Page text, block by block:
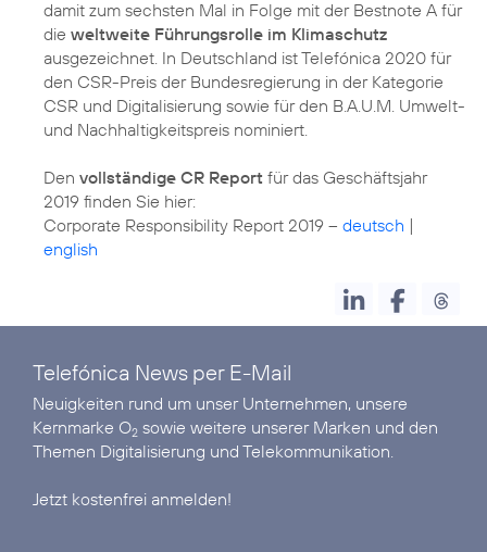
damit zum sechsten Mal in Folge mit der Bestnote A für
die weltweite Führungsrolle im Klimaschutz
ausgezeichnet. In Deutschland ist Telefónica 2020 für
den CSR-Preis der Bundesregierung in der Kategorie
CSR und Digitalisierung sowie für den B.A.U.M. Umwelt-
und Nachhaltigkeitspreis nominiert.
Den vollständige CR Report für das Geschäftsjahr
2019 finden Sie hier:
Corporate Responsibility Report 2019 – deutsch |
english
Telefónica News per E-Mail
Neuigkeiten rund um unser Unternehmen, unsere
Kernmarke O2 sowie weitere unserer Marken und den
Themen Digitalisierung und Telekommunikation.
Jetzt kostenfrei anmelden!